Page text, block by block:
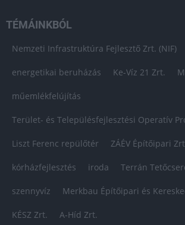
TÉMÁINKBÓL
Nemzeti Infrastruktúra Fejlesztő Zrt. (NIF)
energetikai beruházás Ke-Víz 21 Zrt.
műemlékfelújítás
Terület- és Településfejlesztési Operatív
Liszt Ferenc repülőtér ZÁÉV Építőipari
kórházfejlesztés iroda Terrán
szennyvíz Merkbau Építőipari és
KÉSZ Zrt. A-Híd Zrt.